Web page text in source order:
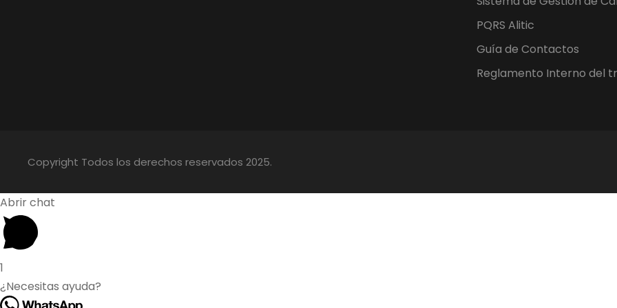
PQRS Alitic
Guía de Contactos
Reglamento Interno del
Copyright Todos los derechos reservados 2025.
Abrir chat
1
¿Necesitas ayuda?